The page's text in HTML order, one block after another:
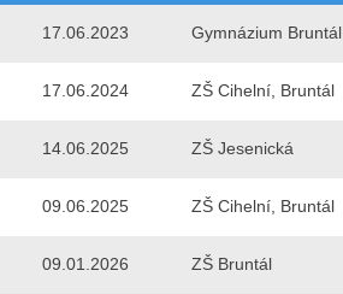
17.06.2023 Gymnázium Bruntál
17.06.2024 ZŠ Cihelní, Bruntál
14.06.2025 ZŠ Jesenická
09.06.2025 ZŠ Cihelní, Bruntál
09.01.2026 ZŠ Bruntál